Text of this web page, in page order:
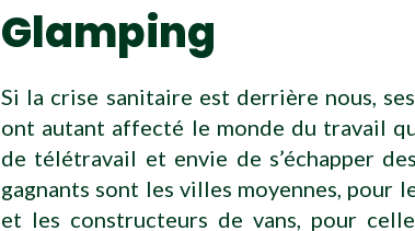
Glamping
Si la crise sanitaire est derrière nous,
ont autant affecté le monde du travail
de télétravail et envie de s’échapper
gagnants sont les villes moyennes, pour
et les constructeurs de vans, pour